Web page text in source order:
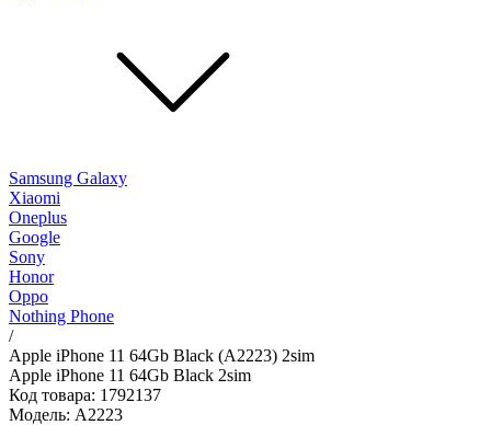
Samsung Galaxy
Xiaomi
Oneplus
Google
Sony
Honor
Oppo
Nothing Phone
/
Apple iPhone 11 64Gb Black (A2223) 2sim
Apple iPhone 11 64Gb Black 2sim
Код товара: 1792137
Модель: A2223